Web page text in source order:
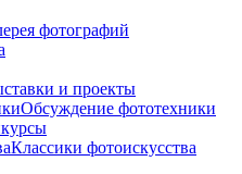
фотографий
и проекты
Обсуждение фототехники
Классики фотоискусства